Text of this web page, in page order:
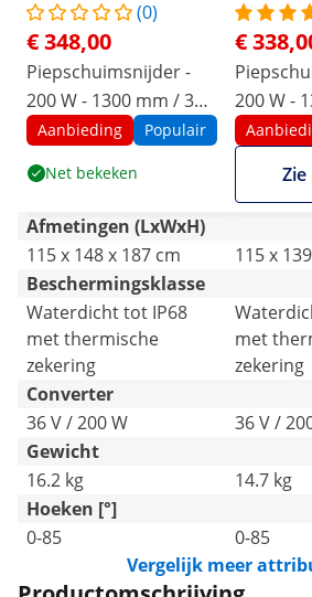
(0)
€ 348,00
Piepschuimsnijder -
200 W - 1300 mm / 350
mm - basis - steunvlak
Aanbieding Populair
Net bekeken
€
200 W -
mm
Afmetingen (LxWxH)
115 x 148 x 187 cm
115 x
Beschermingsklasse
Waterdicht tot IP68
met thermische
zekering
met
zekering
Converter
36 V / 200 W
36 V /
Gewicht
16.2 kg
14.7 kg
Hoeken [°]
0-85
0-85
Vergelijk meer